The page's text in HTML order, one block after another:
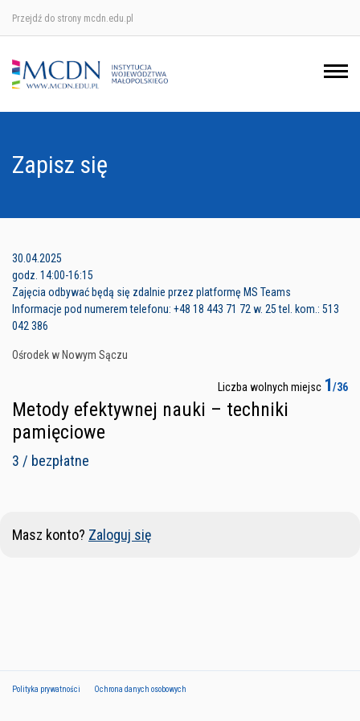
Przejdź do strony mcdn.edu.pl
Zapisz się
30.04.2025
godz. 14:00-16:15
Zajęcia odbywać będą się zdalnie przez platformę MS Teams
Informacje pod numerem telefonu: +48 18 443 71 72 w. 25 tel. kom.: 513
042 386
Ośrodek w Nowym Sączu
Liczba wolnych miejsc 1/36
Metody efektywnej nauki – techniki
pamięciowe
3 / bezpłatne
Masz konto? Zaloguj się
Polityka prywatności Ochrona danych osobowych
Ośrodek w Krakowie
Ośrodek w Nowym Sączu
Ośrodek w Tarnowie